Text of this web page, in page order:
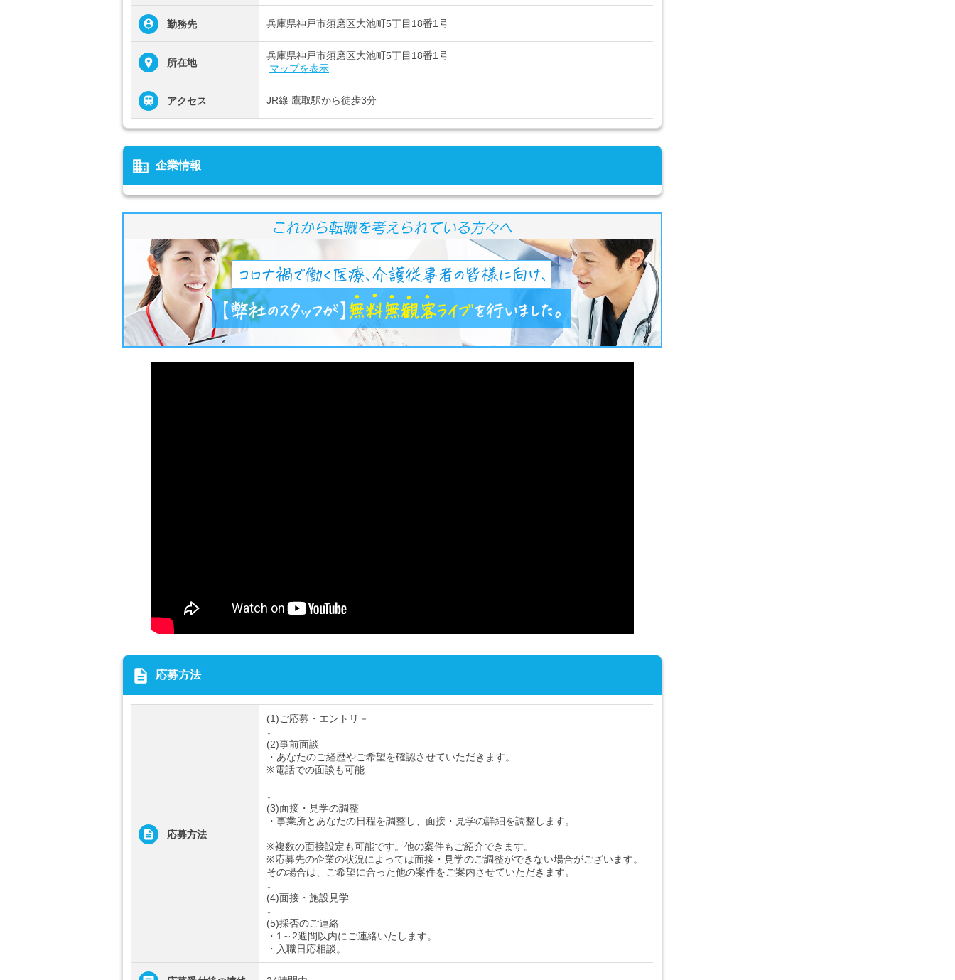
勤務先 兵庫県神戸市須磨区大池町5丁目18番1号
所在地
兵庫県神戸市須磨区大池町5丁目18番1号
マップを表示
アクセス JR線 鷹取駅から徒歩3分
business 企業情報
description 応募方法
応募方法
(1)ご応募・エントリ－
↓
(2)事前面談
・あなたのご経歴やご希望を確認させていただきます。
※電話での面談も可能
↓
(3)面接・見学の調整
・事業所とあなたの日程を調整し、面接・見学の詳細を調整します。
※複数の面接設定も可能です。他の案件もご紹介できます。
※応募先の企業の状況によっては面接・見学のご調整ができない場合がございます。
その場合は、ご希望に合った他の案件をご案内させていただきます。
↓
(4)面接・施設見学
↓
(5)採否のご連絡
・1～2週間以内にご連絡いたします。
・入職日応相談。